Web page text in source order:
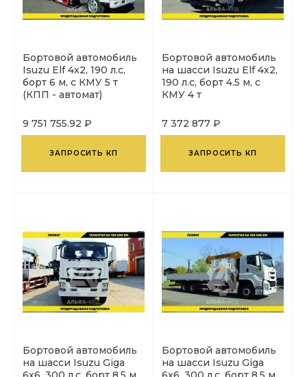
Бортовой автомобиль
Isuzu Elf 4х2, 190 л.с,
борт 6 м, с КМУ 5 т
(КПП - автомат)
9 751 755.92 ₽
ЗАПРОСИТЬ КП
Бортовой автомобиль
на шасси Isuzu Elf 4х2,
190 л.с, борт 4.5 м, с
КМУ 4 т
7 372 877 ₽
ЗАПРОСИТЬ КП
Бортовой автомобиль
на шасси Isuzu Giga
Бортовой автомобиль
на шасси Isuzu Giga